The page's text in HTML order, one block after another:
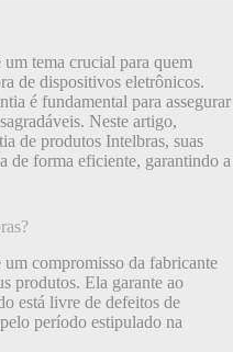
um tema crucial para quem
de dispositivos eletrônicos.
é fundamental para assegurar
Neste artigo,
de produtos Intelbras, suas
de forma eficiente, garantindo a
um compromisso da fabricante
produtos. Ela garante ao
está livre de defeitos de
período estipulado na